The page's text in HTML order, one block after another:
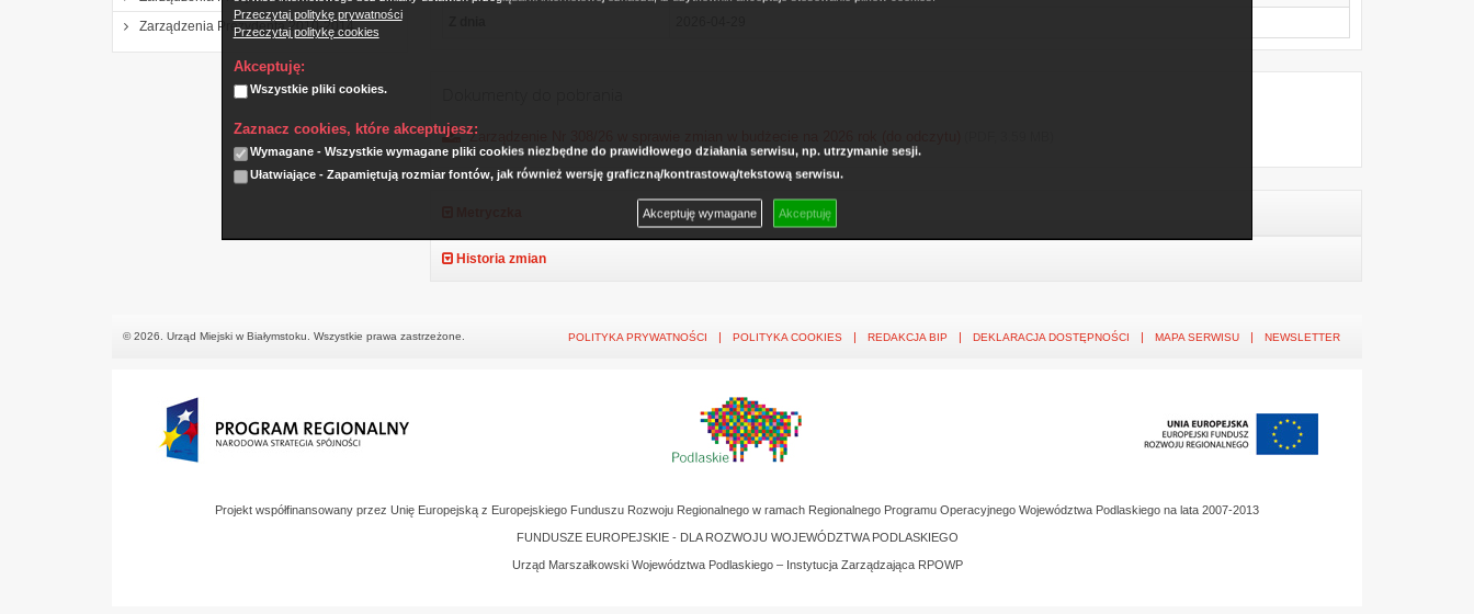
Przeczytaj politykę prywatności
Przeczytaj politykę cookies
Akceptuję:
Wszystkie pliki cookies.
Zaznacz cookies, które akceptujesz:
Wymagane - Wszystkie wymagane pliki cookies niezbędne do prawidłowego działania serwisu, np. utrzymanie sesji.
Ułatwiające - Zapamiętują rozmiar fontów, jak również wersję graficzną/kontrastową/tekstową serwisu.
Akceptuję wymagane Akceptuję
Zarządzenia Prezydenta 2010-2014
Zarządzenie Nr 308/26 w sprawie zmian w budżecie na 2026 rok (do odczytu)
Historia zmian
© 2026. Urząd Miejski w Białymstoku. Wszystkie prawa zastrzeżone. POLITYKA PRYWATNOŚCI POLITYKA COOKIES REDAKCJA BIP DEKLARACJA DOSTĘPNOŚCI MAPA SERWISU NEWSLETTER
Projekt współfinansowany przez Unię Europejską z Europejskiego Funduszu Rozwoju Regionalnego w ramach Regionalnego Programu Operacyjnego Województwa Podlaskiego na lata 2007-2013
FUNDUSZE EUROPEJSKIE - DLA ROZWOJU WOJEWÓDZTWA PODLASKIEGO
Urząd Marszałkowski Województwa Podlaskiego – Instytucja Zarządzająca RPOWP